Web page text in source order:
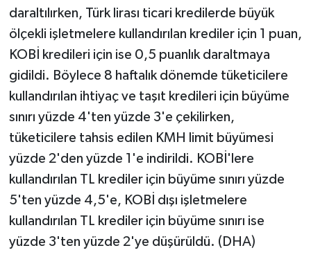
daraltılırken, Türk lirası ticari kredilerde büyük
ölçekli işletmelere kullandırılan krediler için 1 puan,
KOBİ kredileri için ise 0,5 puanlık daraltmaya
gidildi. Böylece 8 haftalık dönemde tüketicilere
kullandırılan ihtiyaç ve taşıt kredileri için büyüme
sınırı yüzde 4'ten yüzde 3'e çekilirken,
tüketicilere tahsis edilen KMH limit büyümesi
yüzde 2'den yüzde 1'e indirildi. KOBİ'lere
kullandırılan TL krediler için büyüme sınırı yüzde
5'ten yüzde 4,5'e, KOBİ dışı işletmelere
kullandırılan TL krediler için büyüme sınırı ise
yüzde 3'ten yüzde 2'ye düşürüldü. (DHA)